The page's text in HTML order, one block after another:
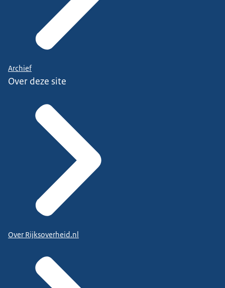
Archief
Over deze site
Over Rijksoverheid.nl